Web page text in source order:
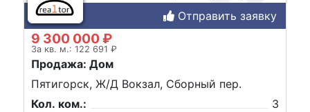
Отправить заявку
9 300 000 ₽
За кв. м.: 122 691 ₽
Продажа: Дом
Пятигорск, Ж/Д Вокзал, Сборный пер.
Кол. ком.:
3